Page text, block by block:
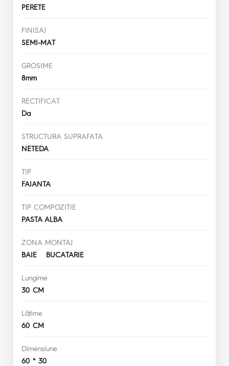
PERETE
FINISAJ
SEMI-MAT
GROSIME
8mm
RECTIFICAT
Da
STRUCTURA SUPRAFATA
NETEDA
TIP
FAIANTA
TIP COMPOZITIE
PASTA ALBA
ZONA MONTAJ
BAIE BUCATARIE
Lungime
30 CM
Lăţime
60 CM
Dimensiune
60 * 30